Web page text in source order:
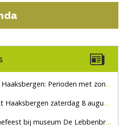
Perioden met zon en droog
zaterdag 8 augustus, marktplein Haaksbergen
bij museum De Lebbenbrugge